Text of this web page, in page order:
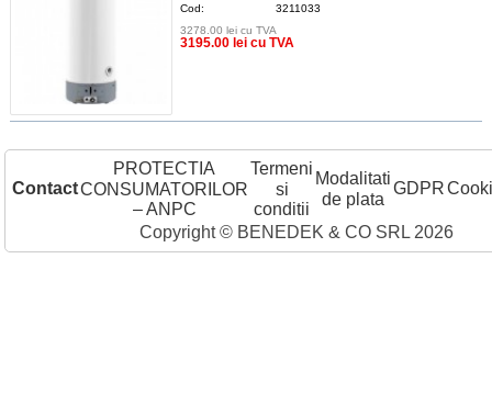
Cod:
3211033
3278.00 lei cu TVA
3195.00 lei cu TVA
Contact
PROTECTIA
CONSUMATORILOR
– ANPC
Termeni
si
conditii
Modalitati
de plata
GDPR
Copyright © BENEDEK & CO SRL 2026